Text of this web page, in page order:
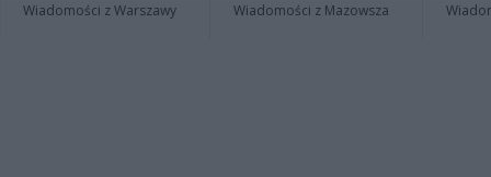
Wiadomości z Warszawy Wiadomości z Mazowsza